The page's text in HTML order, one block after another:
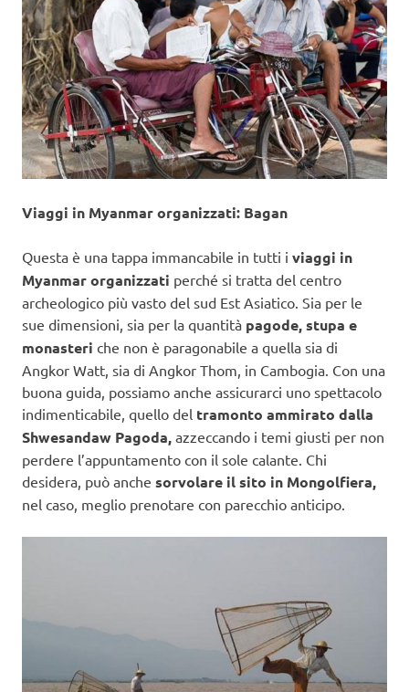
Viaggi in Myanmar organizzati: Bagan
Questa è una tappa immancabile in tutti i viaggi in
Myanmar organizzati perché si tratta del centro
archeologico più vasto del sud Est Asiatico. Sia per le
sue dimensioni, sia per la quantità pagode, stupa e
monasteri che non è paragonabile a quella sia di
Angkor Watt, sia di Angkor Thom, in Cambogia. Con una
buona guida, possiamo anche assicurarci uno spettacolo
indimenticabile, quello del tramonto ammirato dalla
Shwesandaw Pagoda, azzeccando i temi giusti per non
perdere l’appuntamento con il sole calante. Chi
desidera, può anche sorvolare il sito in Mongolfiera,
nel caso, meglio prenotare con parecchio anticipo.